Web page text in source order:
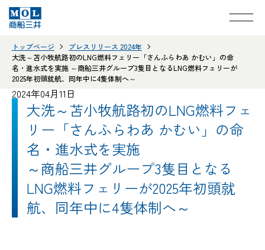
トップページ
プレスリリース 2024年
大洗～苫小牧航路初のLNG燃料フェリー「さんふらわあ かむい」の命
名・進水式を実施 ～商船三井グループ3隻目となるLNG燃料フェリーが
2025年初頭就航、同年中に4隻体制へ～
2024年04月11日
大洗～苫小牧航路初のLNG燃料フェ
リー「さんふらわあ かむい」の命
名・進水式を実施
～商船三井グループ3隻目となる
LNG燃料フェリーが2025年初頭就
航、同年中に4隻体制へ～